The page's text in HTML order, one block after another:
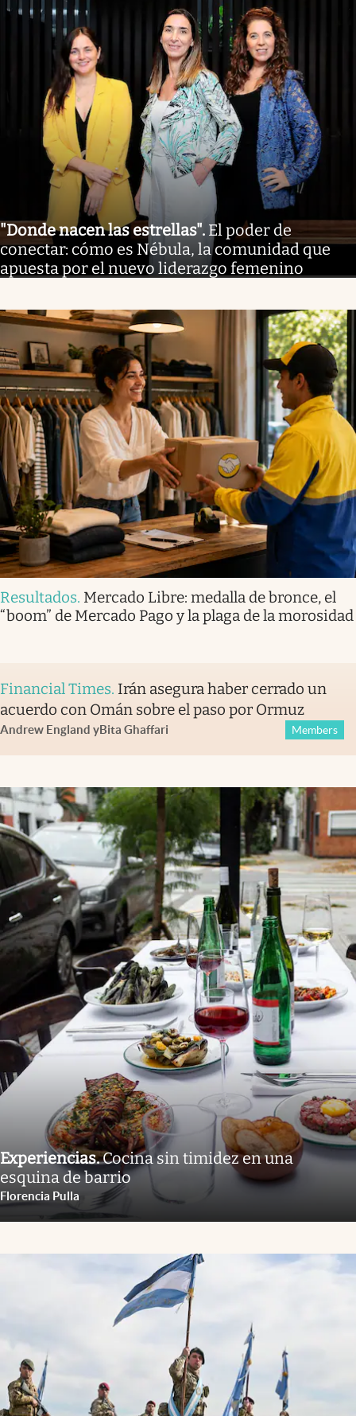
"Donde nacen las estrellas". El poder de
conectar: cómo es Nébula, la comunidad que
apuesta por el nuevo liderazgo femenino
Resultados. Mercado Libre: medalla de bronce, el
“boom” de Mercado Pago y la plaga de la morosidad
Financial Times. Irán asegura haber cerrado un
acuerdo con Omán sobre el paso por Ormuz
Andrew England yBita Ghaffari Members
Experiencias.Cocina sin timidez en una
esquina de barrio
Florencia Pulla